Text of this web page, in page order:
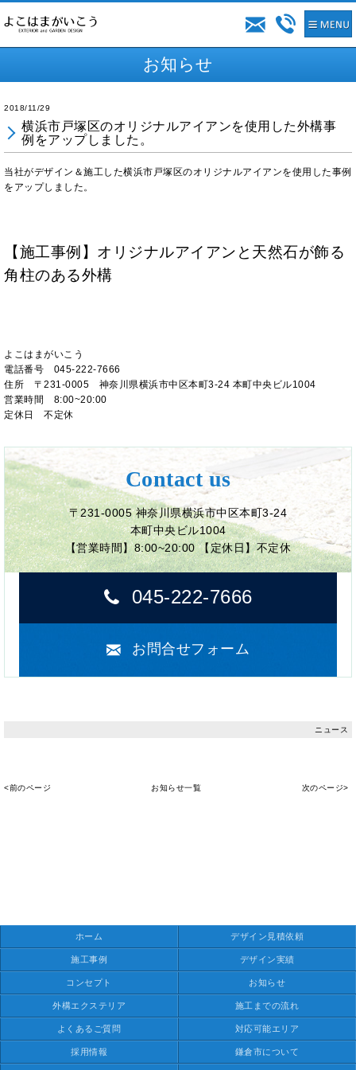
お知らせ
2018/11/29
横浜市戸塚区のオリジナルアイアンを使用した外構事
例をアップしました。
当社がデザイン＆施工した横浜市戸塚区のオリジナルアイアンを使用した事例
をアップしました。
【施工事例】オリジナルアイアンと天然石が飾る
角柱のある外構
よこはまがいこう
電話番号 045-222-7666
住所 〒231-0005 神奈川県横浜市中区本町3-24 本町中央ビル1004
営業時間 8:00~20:00
定休日 不定休
Contact us
〒231-0005 神奈川県横浜市中区本町3-24
本町中央ビル1004
【営業時間】8:00~20:00 【定休日】不定休
045-222-7666
お問合せフォーム
ニュース
<前のページ お知らせ一覧 次のページ>
ホーム デザイン見積依頼
施工事例 デザイン実績
コンセプト お知らせ
外構エクステリア 施工までの流れ
よくあるご質問 対応可能エリア
採用情報 鎌倉市について